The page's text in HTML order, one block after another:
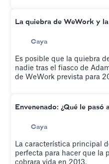
La quiebra de WeWork y
Caya
Es posible que la quiebra
nadie tras el fiasco de
de WeWork prevista para
Envenenado: ¿Qué le pasó
Caya
La característica principal
perfecta para hacer que la
cobrara vida en 2013.